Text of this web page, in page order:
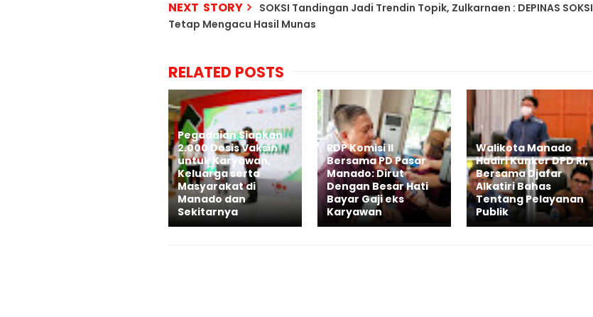
NEXT STORY
SOKSI Tandingan Jadi Trendin Topik, Zulkarnaen : DEPINAS SOKSI
Tetap Mengacu Hasil Munas
RELATED POSTS
Pegadaian Siapkan
2.000 Dosis Vaksin
untuk Karyawan,
Keluarga serta
Masyarakat di
Manado dan
Sekitarnya
RDP Komisi II
Bersama PD Pasar
Manado: Dirut
Dengan Besar Hati
Bayar Gaji eks
Karyawan
Walikota Manado
Hadiri Kunker DPD RI,
Bersama Djafar
Alkatiri Bahas
Tentang Pelayanan
Publik